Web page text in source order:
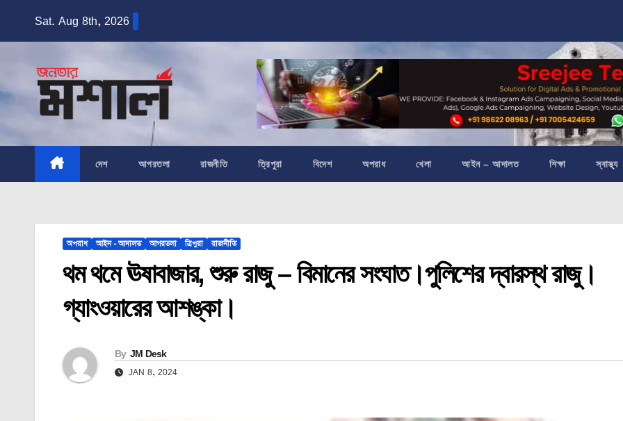
Sat. Aug 8th, 2026
দেশ আগরতলা রাজনীতি ত্রিপুরা বিদেশ অপরাধ খেলা আইন – আদালত শিক্ষা স্বাস্থ্য
অপরাধ আইন - আদালত আগরতলা ত্রিপুরা রাজনীতি
থম থমে ঊষাবাজার, শুরু রাজু – বিমানের সংঘাত।পুলিশের দ্বারস্থ রাজু।
গ্যাংওয়ারের আশঙ্কা।
By JM Desk
JAN 8, 2024